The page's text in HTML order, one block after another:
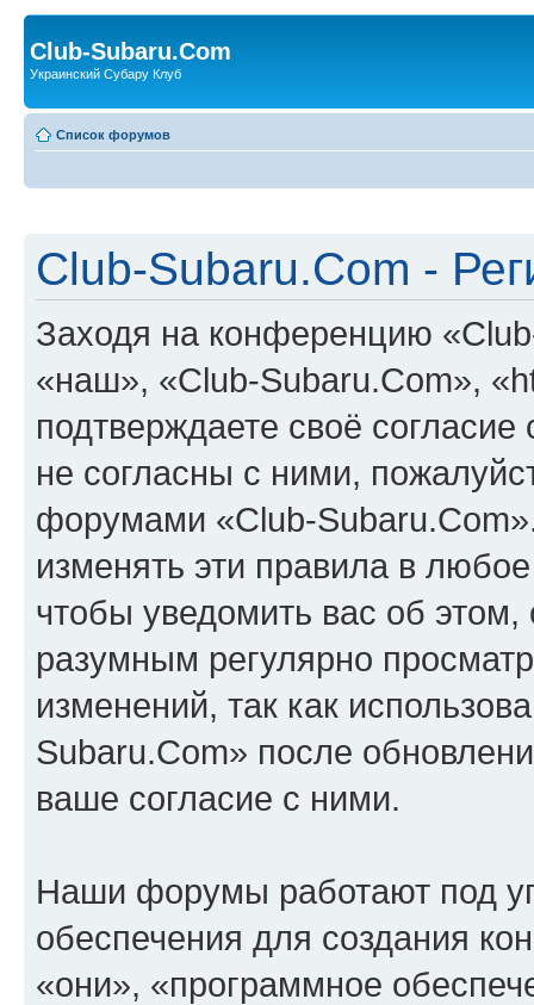
Club-Subaru.Com
Украинский Субару Клуб
Список форумов
Club-Subaru.Com -
Заходя на конференцию
«наш», «Club-Subaru.Com»,
подтверждаете своё
не согласны с ними,
форумами «Club-
изменять эти правила в
чтобы уведомить вас об
разумным регулярно
изменений, так как
Subaru.Com» после
ваше согласие с ними.
Наши форумы работают под
обеспечения для создания
«они», «программное